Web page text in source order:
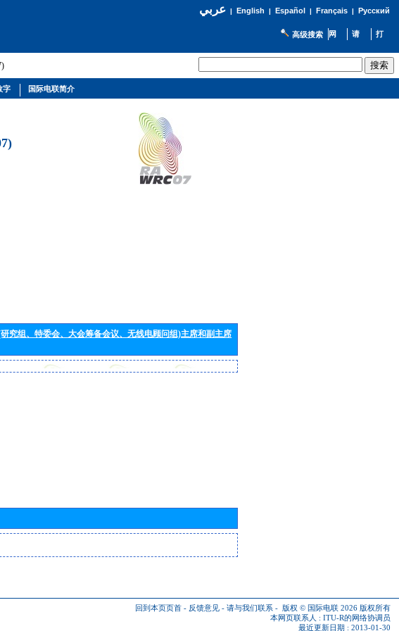
عربي| English | Español | Français| Русский
高级搜索
究组、特委会、大会筹备会议、无线电顾问组)主席和副主席
回到本页页首 - 反馈意见 - 请与我们联系 - 版权 © 国际电联 2026 版权所有
本网页联系人 : ITU-R的网络协调员
最近更新日期 : 2013-01-30
字 国际电联简介